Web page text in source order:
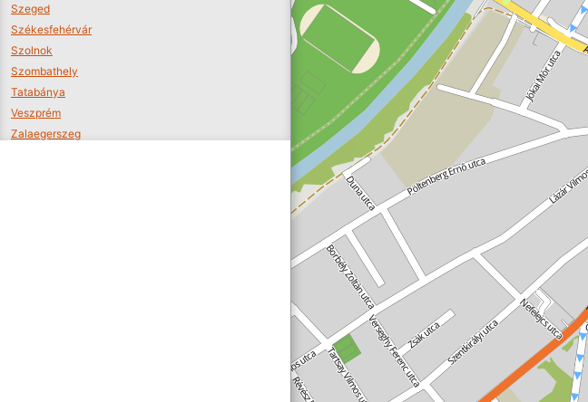
Szeged
Székesfehérvár
Szolnok
Szombathely
Tatabánya
Veszprém
Zalaegerszeg